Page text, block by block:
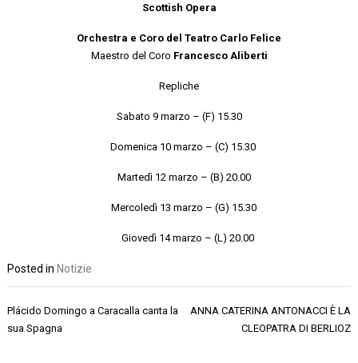
Scottish Opera
Orchestra e Coro del Teatro Carlo Felice
Maestro del Coro Francesco Aliberti
Repliche
Sabato 9 marzo – (F) 15.30
Domenica 10 marzo – (C) 15.30
Martedì 12 marzo – (B) 20.00
Mercoledì 13 marzo – (G) 15.30
Giovedì 14 marzo – (L) 20.00
Posted in Notizie
Navigazione
articoli
Plácido Domingo a Caracalla canta la
sua Spagna
ANNA CATERINA ANTONACCI È LA
CLEOPATRA DI BERLIOZ